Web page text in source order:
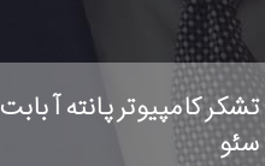
دیدگاه درباره ایزو مستر
روزنامه نسل فردا